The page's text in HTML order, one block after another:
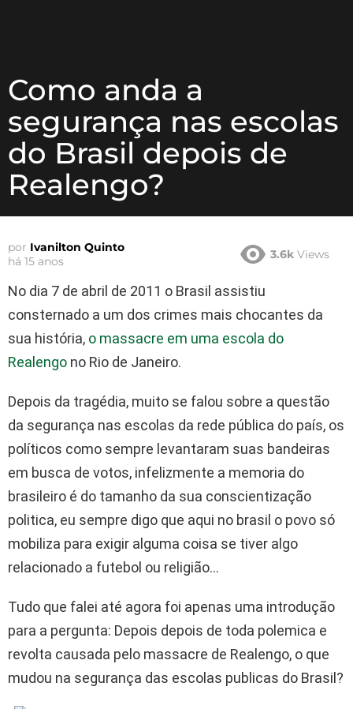
Como anda a
segurança nas escolas
do Brasil depois de
Realengo?
por Ivanilton Quinto
há 15 anos
3.6k Views
No dia 7 de abril de 2011 o Brasil assistiu
consternado a um dos crimes mais chocantes da
sua história, o massacre em uma escola do
Realengo no Rio de Janeiro.
Depois da tragédia, muito se falou sobre a questão
da segurança nas escolas da rede pública do país, os
políticos como sempre levantaram suas bandeiras
em busca de votos, infelizmente a memoria do
brasileiro é do tamanho da sua conscientização
politica, eu sempre digo que aqui no brasil o povo só
mobiliza para exigir alguma coisa se tiver algo
relacionado a futebol ou religião…
Tudo que falei até agora foi apenas uma introdução
para a pergunta: Depois depois de toda polemica e
revolta causada pelo massacre de Realengo, o que
mudou na segurança das escolas publicas do Brasil?